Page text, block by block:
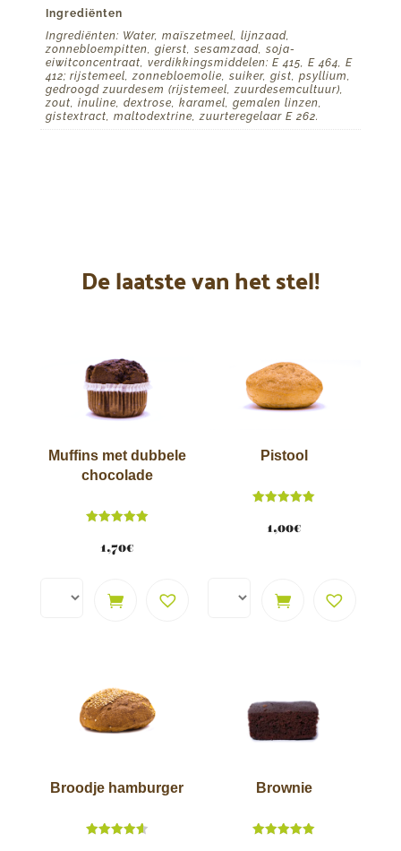
Ingrediënten
Ingrediënten: Water, maïszetmeel, lijnzaad,
zonnebloempitten, gierst, sesamzaad, soja-
eiwitconcentraat, verdikkingsmiddelen: E 415, E 464, E
412; rijstemeel, zonnebloemolie, suiker, gist, psyllium,
gedroogd zuurdesem (rijstemeel, zuurdesemcultuur),
zout, inuline, dextrose, karamel, gemalen linzen,
gistextract, maltodextrine, zuurteregelaar E 262.
De laatste van het stel!
Muffins met dubbele
chocolade
5.00
van 5
1,70€
Pistool
5.00
van 5
1,00€
Broodje hamburger Brownie